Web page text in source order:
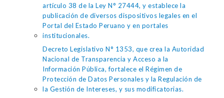
artículo 38 de la Ley N° 27444, y establece la
publicación de diversos dispositivos legales en el
Portal del Estado Peruano y en portales
institucionales.
Decreto Legislativo N° 1353, que crea la Autoridad
Nacional de Transparencia y Acceso a la
Información Pública, fortalece el Régimen de
Protección de Datos Personales y la Regulación de
la Gestión de Intereses, y sus modificatorias.